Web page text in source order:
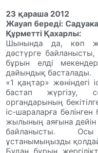
23 қараша 2012
Жауап береді:
Құрметті Қахарлы:
Шынында да, көп
дәстүрге
бұрын елді
дайындық басталады.
«1 қаңтар»
бастап жүргізу,
органдарының
іс-шараларға
жылының аяғына дейін
байланысты.
Осы
ұстанымыңызды